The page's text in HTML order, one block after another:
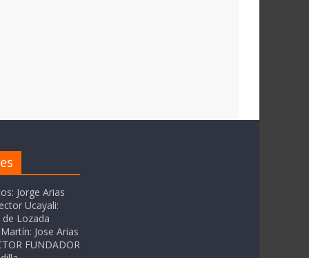
Jorge Arias
Ucayali:
Lozada
Jose Arias
FUNDADOR